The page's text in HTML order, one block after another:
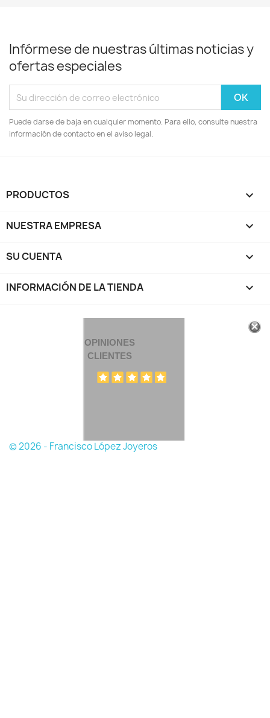
Infórmese de nuestras últimas noticias y
ofertas especiales
Puede darse de baja en cualquier momento. Para ello, consulte nuestra
información de contacto en el aviso legal.
PRODUCTOS 
NUESTRA EMPRESA 
SU CUENTA 
INFORMACIÓN DE LA TIENDA keyboard_arrow_down
OPINIONES
CLIENTES
© 2026 - Francisco López Joyeros